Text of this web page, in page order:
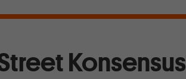
Konsensus